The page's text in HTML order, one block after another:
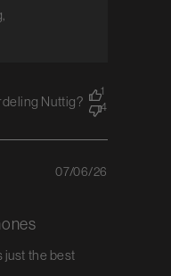
Nuttig?
1
4
just the best
07/06/26